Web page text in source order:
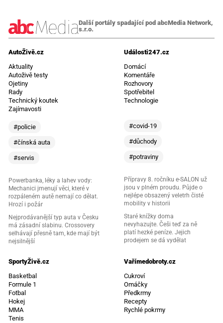
Další portály spadající pod abcMedia Network,
s.r.o.
AutoŽivě.cz
Aktuality
Autoživě testy
Ojetiny
Rady
Technický koutek
Zajímavosti
#policie
#čínská auta
#servis
Powerbanka, léky a lahev vody:
Mechanici jmenují věci, které v
rozpáleném autě nemají co dělat.
Hrozí i požár
Nejprodávanější typ auta v Česku
má zásadní slabinu. Crossovery
selhávají přesně tam, kde mají být
nejsilnější
Události247.cz
Domácí
Komentáře
Rozhovory
Spotřebitel
Technologie
#covid-19
#důchody
#potraviny
Přípravy 8. ročníku e-SALON už
jsou v plném proudu. Půjde o
nejlépe obsazený veletrh čisté
mobility v historii
Staré knížky doma
nevyhazujte. Češi teď za ně
platí hezké peníze. Jejich
prodejem se dá vydělat
SportyŽivě.cz
Basketbal
Formule 1
Fotbal
Hokej
MMA
Tenis
Vařímedobroty.cz
Cukroví
Omáčky
Předkrmy
Recepty
Rychlé pokrmy